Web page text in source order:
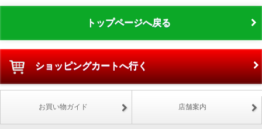
トップページへ戻る
ショッピングカートへ行く
お買い物ガイド 店舗案内